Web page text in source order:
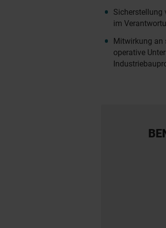
Sicherstellung
im
Mitwirkung an
operative